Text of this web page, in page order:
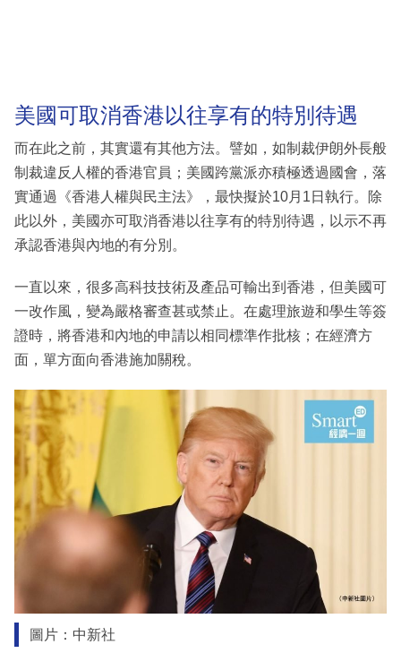
美國可取消香港以往享有的特別待遇
而在此之前，其實還有其他方法。譬如，如制裁伊朗外長般
制裁違反人權的香港官員；美國跨黨派亦積極透過國會，落
實通過《香港人權與民主法》，最快擬於10月1日執行。除
此以外，美國亦可取消香港以往享有的特別待遇，以示不再
承認香港與內地的有分別。
一直以來，很多高科技技術及產品可輸出到香港，但美國可
一改作風，變為嚴格審查甚或禁止。在處理旅遊和學生等簽
證時，將香港和內地的申請以相同標準作批核；在經濟方
面，單方面向香港施加關稅。
圖片：中新社